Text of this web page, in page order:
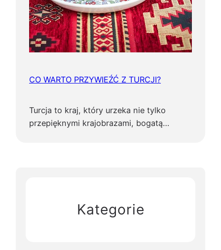
CO WARTO PRZYWIEŹĆ Z TURCJI?
Turcja to kraj, który urzeka nie tylko
przepięknymi krajobrazami, bogatą…
Kategorie